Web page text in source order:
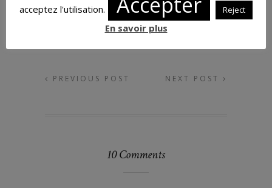
PREVIOUS POST NEXT POST
10 Comments
acceptez l'utilisation. Reject
En savoir plus